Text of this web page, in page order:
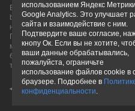
Вся информация о продуктах
bankinform.ru, носит
не является публичной офертой,
ГК РФ. Информация не содержит
может быть изменена. Конечные
банков или при личном обращении.
товарные знаки принадлежит их
использованием Яндекс
Google Analytics. Это улучшает
сайта и взаимодействие с ним.
Подтвердите ваше согласие,
кнопу Ок. Если вы не хотите,
ваши данные обрабатывались,
пожалуйста, ограничьте
использование файлов cookie в
браузере. Подробнее в
конфиденциальности.